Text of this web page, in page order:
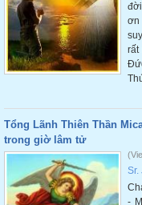
ơn
rất
Tổng Lãnh Thiên Thần
trong giờ lâm tử
Sr.
-